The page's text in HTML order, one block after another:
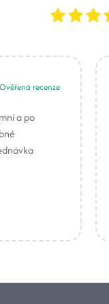
Ověřená recenze
a po